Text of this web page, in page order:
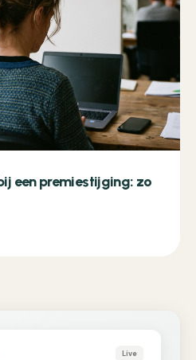
een premiestijging: zo
Live